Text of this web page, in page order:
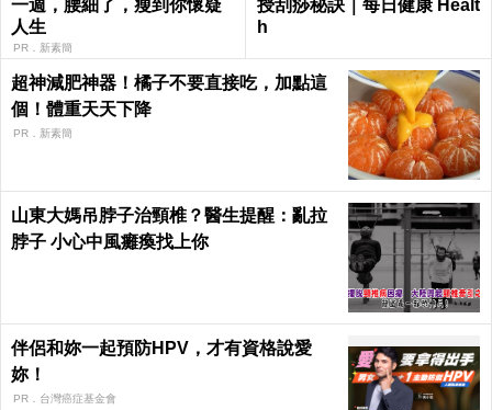
一週，腰細了，瘦到你懷疑
人生
PR．新素簡
授刮痧秘訣｜每日健康 Healt
h
超神減肥神器！橘子不要直接吃，加點這
個！體重天天下降
PR．新素簡
山東大媽吊脖子治頸椎？醫生提醒：亂拉
脖子 小心中風癱瘓找上你
伴侶和妳一起預防HPV，才有資格說愛
妳！
PR．台灣癌症基金會